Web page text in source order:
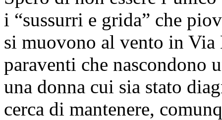
i “sussurri e grida” che
si muovono al vento in Via
paraventi che nascondono
una donna cui sia stato
cerca di mantenere,